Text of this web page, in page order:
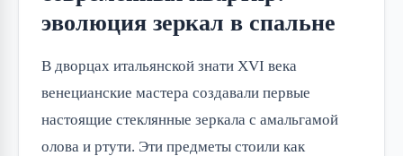
эволюция зеркал в спальне
В дворцах итальянской знати XVI века
венецианские мастера создавали первые
настоящие стеклянные зеркала с амальгамой
олова и ртути. Эти предметы стоили как